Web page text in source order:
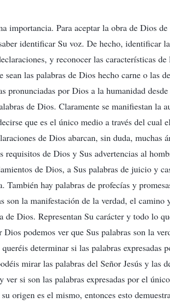
importancia. Para aceptar la obra de Dios
identificar Su voz. De hecho, identificar
y reconocer las características de
sean las palabras de Dios hecho carne o las
pronunciadas por Dios a la humanidad
de Dios. Claramente se manifiestan la
que es el único medio a través del cual
de Dios abarcan, sin duda, muchas
de Dios y Sus advertencias al
de Dios, a Sus palabras de juicio y
También hay palabras de profecías y
son la manifestación de la verdad, el camino
de Dios. Representan Su carácter y todo lo
Dios podemos ver que Sus palabras son la
determinar si las palabras expresadas
mirar las palabras del Señor Jesús y las
ver si son las palabras expresadas por el
origen es el mismo, entonces esto